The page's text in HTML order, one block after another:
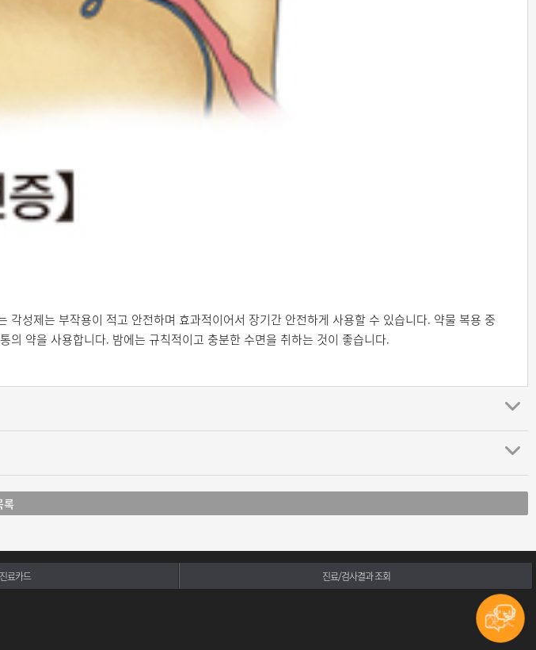
성제는 부작용이 적고 안전하며 효과적이어서 장기간 안전하게 사용할 수 있습니다. 약물 복용 중
의 약을 사용합니다. 밤에는 규칙적이고 충분한 수면을 취하는 것이 좋습니다.
록
료카드 진료/검사결과 조회